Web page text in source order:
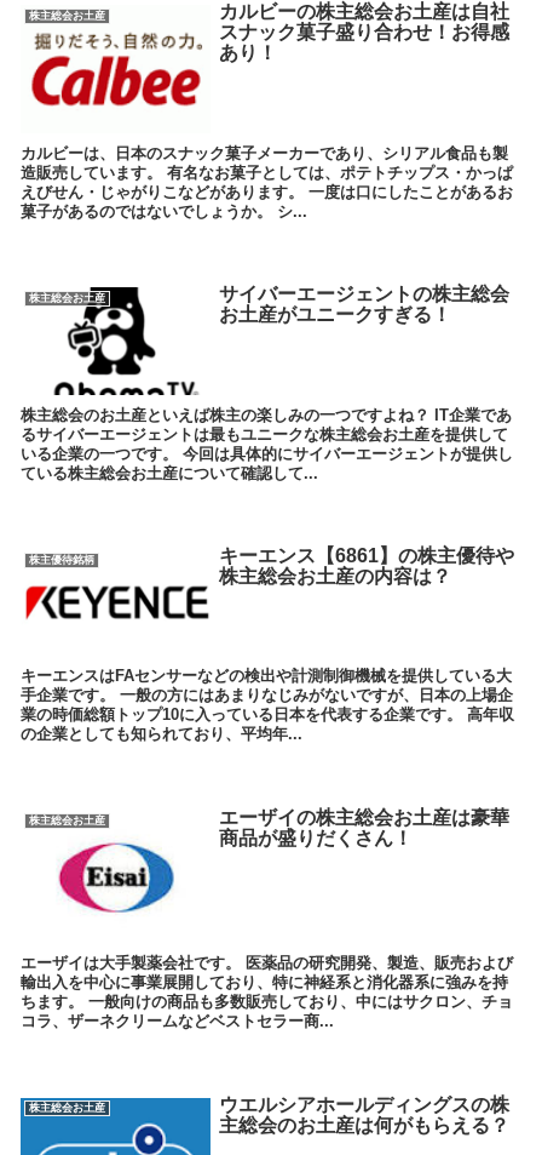
株主総会お土産
カルビーの株主総会お土産は自社
スナック菓子盛り合わせ！お得感
あり！
カルビーは、日本のスナック菓子メーカーであり、シリアル食品も製
造販売しています。 有名なお菓子としては、ポテトチップス・かっぱ
えびせん・じゃがりこなどがあります。 一度は口にしたことがあるお
菓子があるのではないでしょうか。 シ...
株主総会お土産
サイバーエージェントの株主総会
お土産がユニークすぎる！
株主総会のお土産といえば株主の楽しみの一つですよね？ IT企業であ
るサイバーエージェントは最もユニークな株主総会お土産を提供して
いる企業の一つです。 今回は具体的にサイバーエージェントが提供し
ている株主総会お土産について確認して...
株主優待銘柄
キーエンス【6861】の株主優待や
株主総会お土産の内容は？
キーエンスはFAセンサーなどの検出や計測制御機械を提供している大
手企業です。 一般の方にはあまりなじみがないですが、日本の上場企
業の時価総額トップ10に入っている日本を代表する企業です。 高年収
の企業としても知られており、平均年...
株主総会お土産
エーザイの株主総会お土産は豪華
商品が盛りだくさん！
エーザイは大手製薬会社です。 医薬品の研究開発、製造、販売および
輸出入を中心に事業展開しており、特に神経系と消化器系に強みを持
ちます。 一般向けの商品も多数販売しており、中にはサクロン、チョ
コラ、ザーネクリームなどベストセラー商...
株主総会お土産
ウエルシアホールディングスの株
主総会のお土産は何がもらえる？